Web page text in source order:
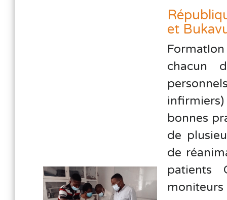
et
chacun
bonnes
de
de
patients